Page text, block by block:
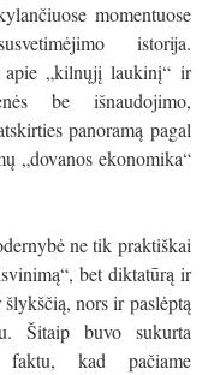
momentuose
istorija.
apie „kilnųjį laukinį“ ir
be išnaudojimo,
panoramą pagal
„dovanos ekonomika“
ne tik praktiškai
bet diktatūrą ir
nors ir paslėptą
Šitaip buvo sukurta
faktu, kad pačiame